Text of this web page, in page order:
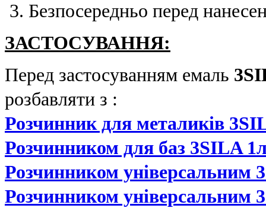
Безпосередньо перед
ЗАСТОСУВАННЯ:
Перед застосуванням емаль
розбавляти з :
Розчинник для металиків
Розчинником для баз 3SILA
Розчинником універсальним
Розчинником універсальним